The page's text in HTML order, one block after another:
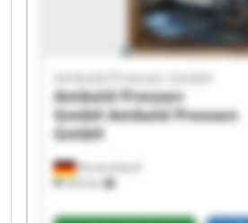
Deutschland
503 km
Ambold Pressen GmbH
Ambold Pressen
GmbHAmbold Pressen
GmbH